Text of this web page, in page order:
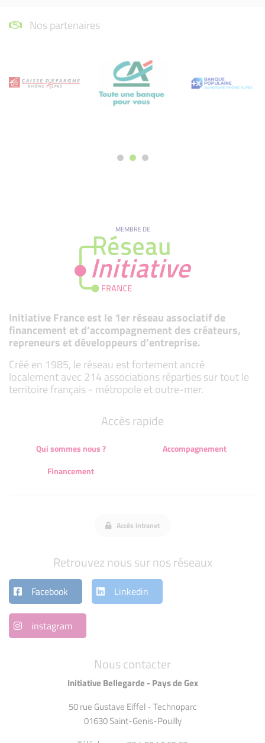
Nos partenaires
MEMBRE DE
Initiative France est le 1er réseau associatif de
financement et d’accompagnement des créateurs,
repreneurs et développeurs d’entreprise.
Créé en 1985, le réseau est fortement ancré
localement avec 214 associations réparties sur tout le
territoire français - métropole et outre-mer.
Nous contacter
Initiative Bellegarde - Pays de Gex
50 rue Gustave Eiffel - Technoparc
01630 Saint-Genis-Pouilly
Accès rapide
Qui sommes nous ?
Accompagnement
Financement
Accès intranet
Retrouvez nous sur nos réseaux
Facebook Linkedin
instagram